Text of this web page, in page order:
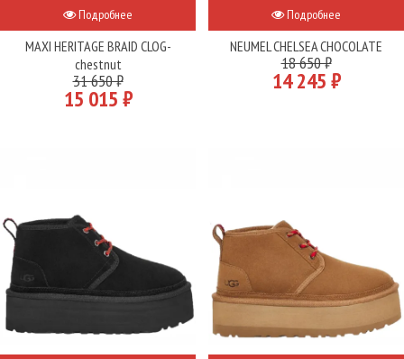
Подробнее
MAXI HERITAGE BRAID CLOG-
chestnut
31 650 ₽
15 015 ₽
Подробнее
NEUMEL CHELSEA CHOCOLATE
18 650 ₽
14 245 ₽